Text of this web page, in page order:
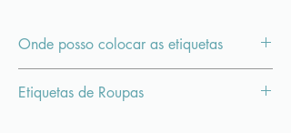
Onde posso colocar as etiquetas
água epodem ser aplicadas em diversos tipos
Etiquetas de Roupas